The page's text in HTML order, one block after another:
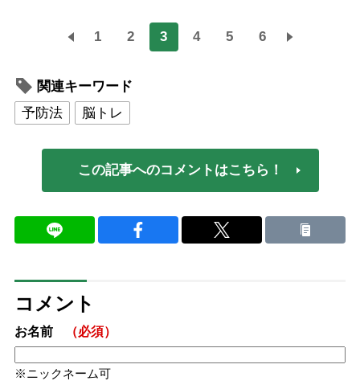
1 2 3 4 5 6
関連キーワード
予防法
脳トレ
この記事へのコメントはこちら！
コメント
お名前 （必須）
ニックネーム可